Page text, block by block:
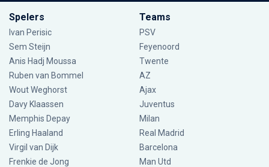
Spelers
Ivan Perisic
Sem Steijn
Anis Hadj Moussa
Ruben van Bommel
Wout Weghorst
Davy Klaassen
Memphis Depay
Erling Haaland
Virgil van Dijk
Frenkie de Jong
Teams
PSV
Feyenoord
Twente
AZ
Ajax
Juventus
Milan
Real Madrid
Barcelona
Man Utd